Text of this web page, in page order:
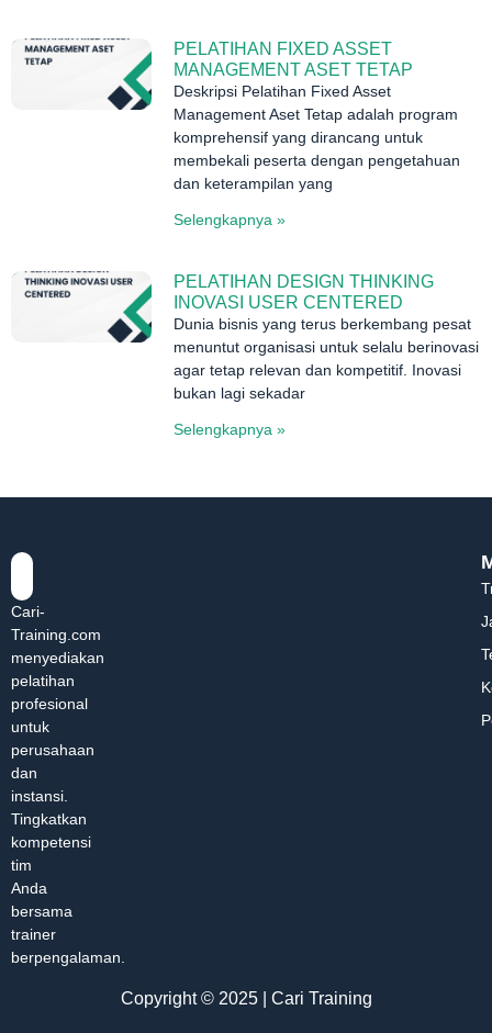
PELATIHAN FIXED ASSET
MANAGEMENT ASET TETAP
Deskripsi Pelatihan Fixed Asset
Management Aset Tetap adalah program
komprehensif yang dirancang untuk
membekali peserta dengan pengetahuan
dan keterampilan yang
Selengkapnya »
PELATIHAN DESIGN THINKING
INOVASI USER CENTERED
Dunia bisnis yang terus berkembang pesat
menuntut organisasi untuk selalu berinovasi
agar tetap relevan dan kompetitif. Inovasi
bukan lagi sekadar
Selengkapnya »
Cari-
Training.com
menyediakan
pelatihan
profesional
untuk
perusahaan
dan
instansi.
Tingkatkan
kompetensi
tim
Anda
bersama
trainer
berpengalaman.
Copyright © 2025 | Cari Training